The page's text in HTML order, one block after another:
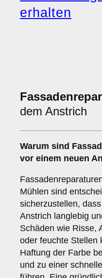
erhalten
dem Anstrich
Warum sind
vor einem neuen
Mühlen sind
sicherzustellen,
Anstrich langlebig
Schäden wie Risse,
oder feuchte Stellen
Haftung der Farbe
und zu einer